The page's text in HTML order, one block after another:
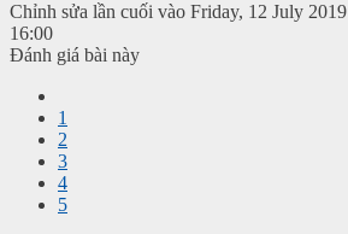
Chỉnh sửa lần cuối vào Friday, 12 July 2019
16:00
Đánh giá bài này
1
2
3
4
5